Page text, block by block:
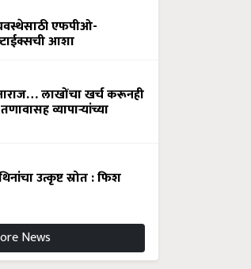
एफपीओ-
आशा
लाखोंचा खर्च करूनही
व्यापाऱ्यांच्या
उत्कृष्ट स्रोत : फिश
News